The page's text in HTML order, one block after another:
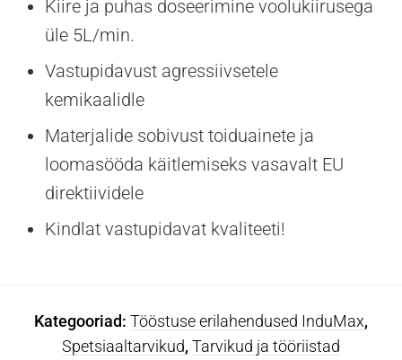
Kiire ja puhas doseerimine voolukiirusega
üle 5L/min.
Vastupidavust agressiivsetele
kemikaalidle
Materjalide sobivust toiduainete ja
loomasööda käitlemiseks vasavalt EU
direktiividele
Kindlat vastupidavat kvaliteeti!
Kategooriad: Tööstuse erilahendused InduMax,
Spetsiaaltarvikud, Tarvikud ja tööriistad